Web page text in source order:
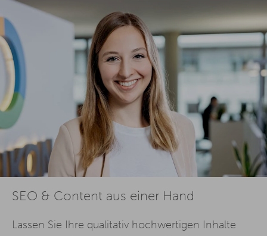
SEO & Content aus einer Hand
Lassen Sie Ihre qualitativ hochwertigen Inhalte